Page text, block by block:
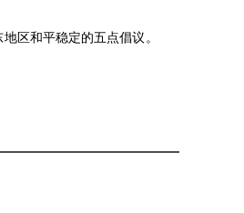
区和平稳定的五点倡议。